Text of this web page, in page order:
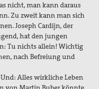
nicht, man kann daraus
Zu zweit kann man sich
Joseph Cardijn, der
hat den jungen
Tu nichts allein! Wichtig
nach Befreiung und
Alles wirkliche Leben